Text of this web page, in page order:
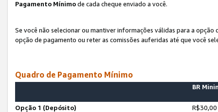
Pagamento Mínimode cada cheque enviado a você.
Se você não selecionar ou mantiver informações válidas para a
opção de pagamento ou reter as comissões auferidas até que você
Quadro de Pagamento Mínimo
BR
Opção 1 (Depósito)
R$30,00